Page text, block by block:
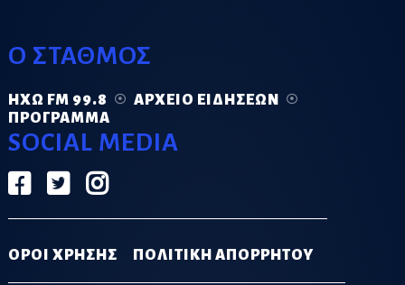
Ο ΣΤΑΘΜΟΣ
ΗΧΏ FM 99.8
ΑΡΧΕΊΟ ΕΙΔΉΣΕΩΝ
ΠΡΌΓΡΑΜΜΑ
SOCIAL MEDIA
ΟΡΟΙ ΧΡΗΣΗΣ ΠΟΛΙΤΙΚΗ ΑΠΟΡΡΗΤΟΥ